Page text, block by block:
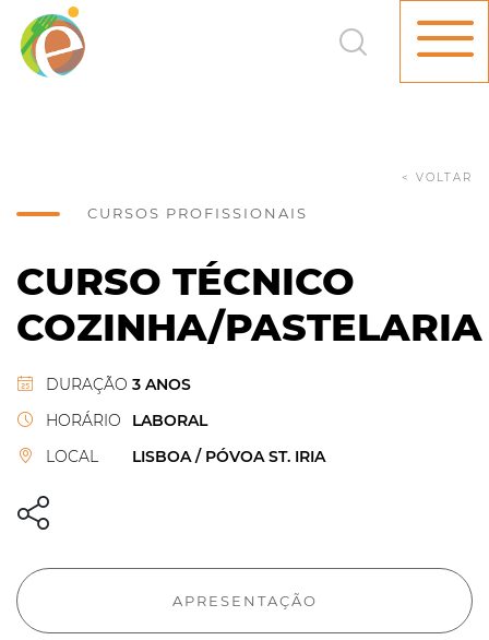
CURSOS PROFISSIONAIS
< VOLTAR
CURSO TÉCNICO
COZINHA/PASTELARIA
DURAÇÃO 3 ANOS
HORÁRIO
LABORAL
LOCAL
LISBOA / PÓVOA ST. IRIA
APRESENTAÇÃO